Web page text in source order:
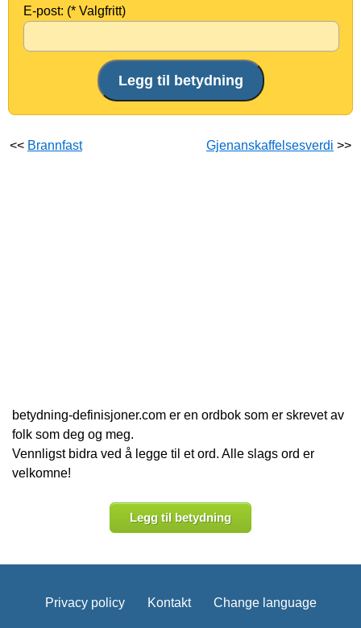
E-post: (* Valgfritt)
<< Brannfast Gjenanskaffelsesverdi >>
betydning-definisjoner.com er en ordbok som er skrevet av
folk som deg og meg.
Vennligst bidra ved å legge til et ord. Alle slags ord er
velkomne!
Legg til betydning
Privacy policy Kontakt Change language